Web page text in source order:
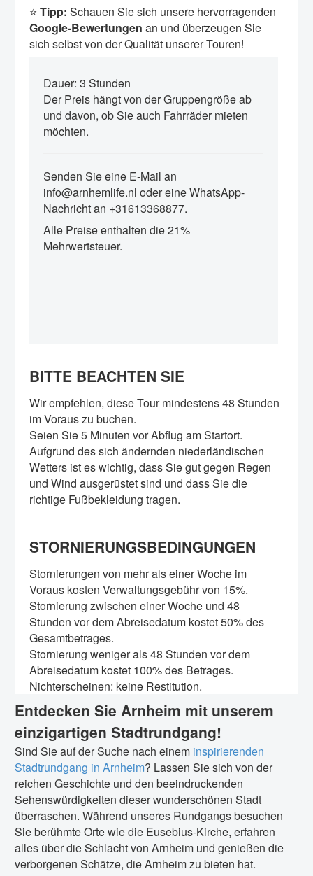
⭐️ Tipp: Schauen Sie sich unsere hervorragenden
Google-Bewertungen an und überzeugen Sie
sich selbst von der Qualität unserer Touren!
Dauer: 3 Stunden
Der Preis hängt von der Gruppengröße ab
und davon, ob Sie auch Fahrräder mieten
möchten.
Senden Sie eine E-Mail an
info@arnhemlife.nl oder eine WhatsApp-
Nachricht an +31613368877.
Alle Preise enthalten die 21%
Mehrwertsteuer.
BITTE BEACHTEN SIE
Wir empfehlen, diese Tour mindestens 48 Stunden
im Voraus zu buchen.
Seien Sie 5 Minuten vor Abflug am Startort.
Aufgrund des sich ändernden niederländischen
Wetters ist es wichtig, dass Sie gut gegen Regen
und Wind ausgerüstet sind und dass Sie die
richtige Fußbekleidung tragen.
STORNIERUNGSBEDINGUNGEN
Stornierungen von mehr als einer Woche im
Voraus kosten Verwaltungsgebühr von 15%.
Stornierung zwischen einer Woche und 48
Stunden vor dem Abreisedatum kostet 50% des
Gesamtbetrages.
Stornierung weniger als 48 Stunden vor dem
Abreisedatum kostet 100% des Betrages.
Nichterscheinen: keine Restitution.
Entdecken Sie Arnheim mit unserem
einzigartigen Stadtrundgang!
Sind Sie auf der Suche nach einem inspirierenden
Stadtrundgang in Arnheim? Lassen Sie sich von der
reichen Geschichte und den beeindruckenden
Sehenswürdigkeiten dieser wunderschönen Stadt
überraschen. Während unseres Rundgangs besuchen
Sie berühmte Orte wie die Eusebius-Kirche, erfahren
alles über die Schlacht von Arnheim und genießen die
verborgenen Schätze, die Arnheim zu bieten hat.